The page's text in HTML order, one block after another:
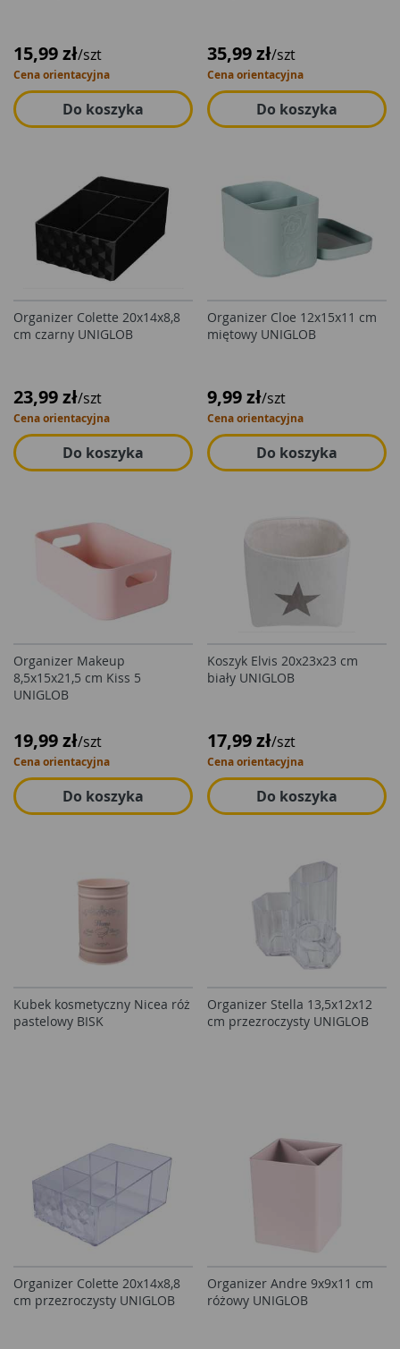
15,99 zł/szt
Cena orientacyjna
Do koszyka
35,99 zł/szt
Cena orientacyjna
Do koszyka
Organizer Colette 20x14x8,8
cm czarny UNIGLOB
23,99 zł/szt
Cena orientacyjna
Do koszyka
Organizer Cloe 12x15x11 cm
miętowy UNIGLOB
9,99 zł/szt
Cena orientacyjna
Do koszyka
Organizer Makeup
8,5x15x21,5 cm Kiss 5
UNIGLOB
19,99 zł/szt
Cena orientacyjna
Do koszyka
Koszyk Elvis 20x23x23 cm
biały UNIGLOB
17,99 zł/szt
Cena orientacyjna
Do koszyka
Kubek kosmetyczny Nicea róż
pastelowy BISK
Organizer Stella 13,5x12x12
cm przezroczysty UNIGLOB
Organizer Colette 20x14x8,8
cm przezroczysty UNIGLOB
Organizer Andre 9x9x11 cm
różowy UNIGLOB